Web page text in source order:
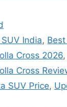
India,
Cross 2026,
Cross
SUV Price,